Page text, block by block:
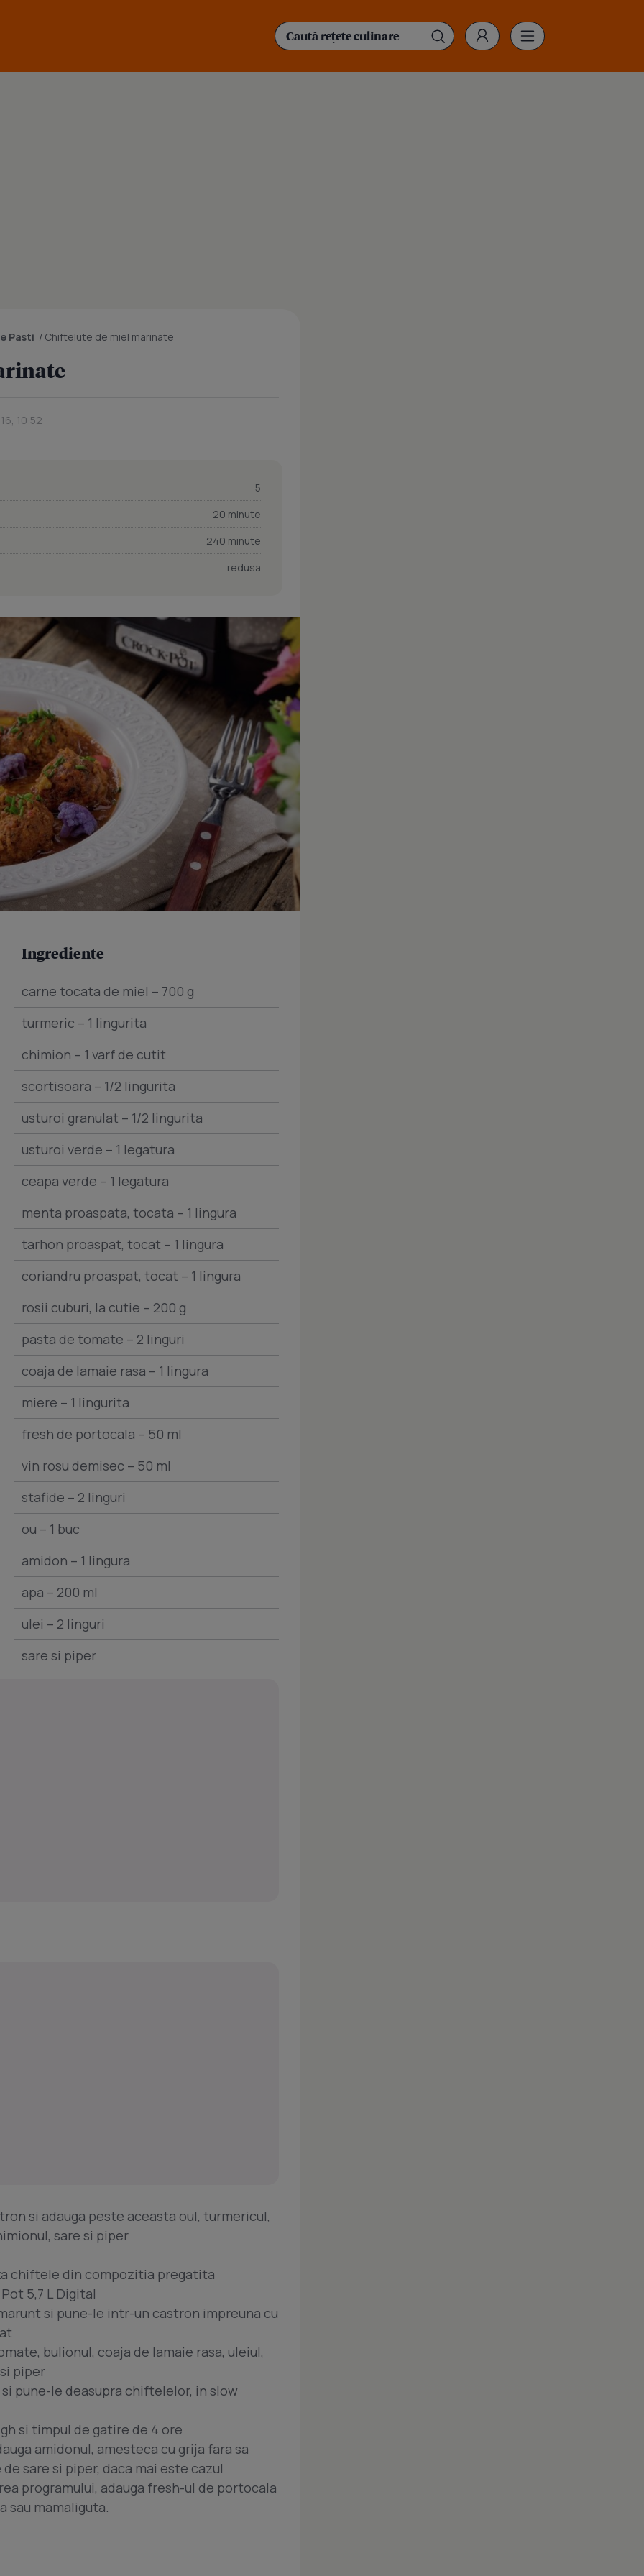
Pasti / Chiftelute de miel marinate
10:52
5
20 minute
240 minute
redusa
Ingrediente
carne tocata de miel – 700 g
turmeric – 1 lingurita
chimion – 1 varf de cutit
scortisoara – 1/2 lingurita
usturoi granulat – 1/2 lingurita
usturoi verde – 1 legatura
ceapa verde – 1 legatura
menta proaspata, tocata – 1 lingura
tarhon proaspat, tocat – 1 lingura
coriandru proaspat, tocat – 1 lingura
rosii cuburi, la cutie – 200 g
pasta de tomate – 2 linguri
coaja de lamaie rasa – 1 lingura
miere – 1 lingurita
fresh de portocala – 50 ml
vin rosu demisec – 50 ml
stafide – 2 linguri
ou – 1 buc
amidon – 1 lingura
apa – 200 ml
ulei – 2 linguri
sare si piper
si adauga peste aceasta oul, turmericul,
sare si piper
chiftele din compozitia pregatita
5,7 L Digital
si pune-le intr-un castron impreuna cu
bulionul, coaja de lamaie rasa, uleiul,
piper
pune-le deasupra chiftelelor, in slow
si timpul de gatire de 4 ore
amidonul, amesteca cu grija fara sa
sare si piper, daca mai este cazul
programului, adauga fresh-ul de portocala
sau mamaliguta.